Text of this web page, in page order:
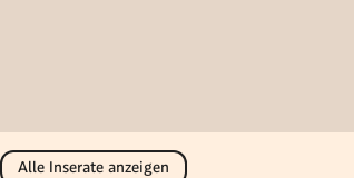
Alle Inserate anzeigen